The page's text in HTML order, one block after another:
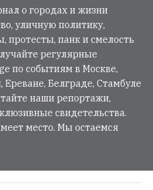
о городах и жизни
уличную политику,
протесты, панк и смелость
регулярные
по событиям в Москве,
Ереване, Белграде, Стамбуле
наши репортажи,
свидетельства.
место. Мы остаемся